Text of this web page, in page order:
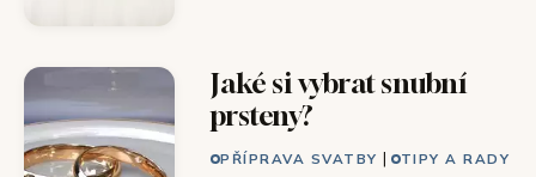
Jaké si vybrat snubní
prsteny?
PŘÍPRAVA SVATBY | TIPY A RADY